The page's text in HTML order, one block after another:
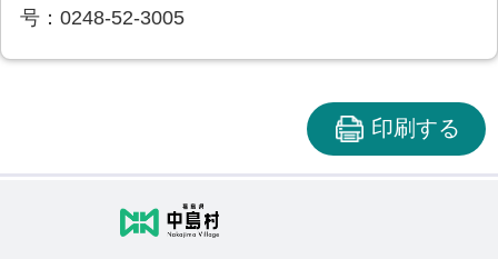
号：0248-52-3005
印刷する